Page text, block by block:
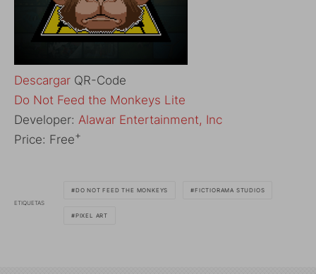
Descargar QR-Code
‎Do Not Feed the Monkeys Lite
Developer: Alawar Entertainment, Inc
Price: Free+
ETIQUETAS
DO NOT FEED THE MONKEYS FICTIORAMA STUDIOS
PIXEL ART